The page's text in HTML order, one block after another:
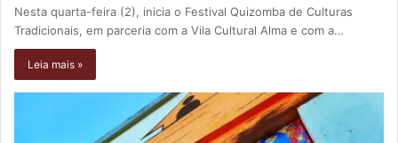
Nesta quarta-feira (2), inicia o Festival Quizomba de Culturas
Tradicionais, em parceria com a Vila Cultural Alma e com a…
Leia mais »